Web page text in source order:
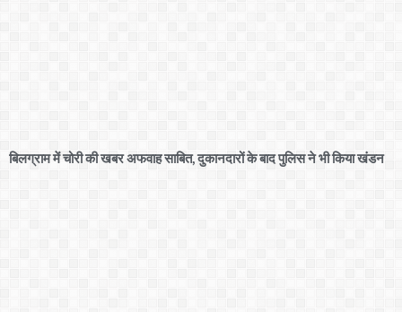
बिलग्राम में चोरी की खबर अफवाह साबित, दुकानदारों के बाद पुलिस ने भी किया खंडन